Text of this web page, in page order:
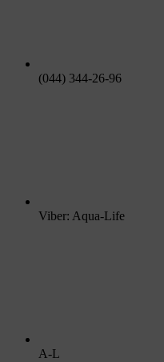
(044) 344-26-96
Viber: Aqua-Life
A-L